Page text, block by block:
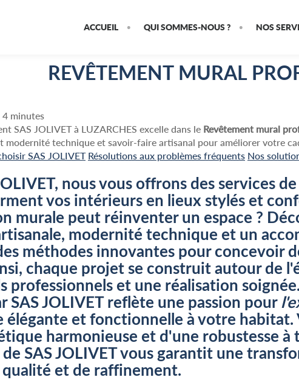
ACCUEIL QUI SOMMES-NOUS ? NOS
REVÊTEMENT MURAL
4 minutes
SAS JOLIVET à LUZARCHES excelle dans le Revêtement mural
modernité technique et savoir-faire artisanal pour améliorer votre
SAS JOLIVET Résolutions aux problèmes fréquents Nos
nous vous offrons des services de
vos intérieurs en lieux stylés et
murale peut réinventer un espace ?
modernité technique et un
méthodes innovantes pour concevoir
chaque projet se construit autour de
professionnels et une réalisation
SAS JOLIVET reflète une passion pour
élégante et fonctionnelle à votre
harmonieuse et d'une robustesse
SAS JOLIVET vous garantit une
et de raffinement.